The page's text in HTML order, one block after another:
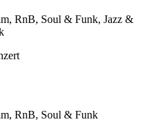
RnB, Soul & Funk, Jazz &
RnB, Soul & Funk